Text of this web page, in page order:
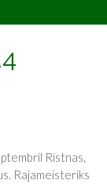
Ristnas,
Rajameisteriks